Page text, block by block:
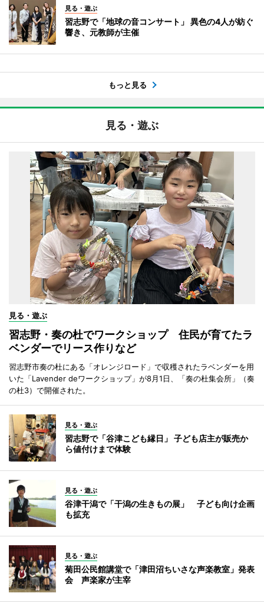
見る・遊ぶ
習志野で「地球の音コンサート」 異色の4人が紡ぐ
響き、元教師が主催
もっと見る
見る・遊ぶ
見る・遊ぶ
習志野・奏の杜でワークショップ 住民が育てたラ
ベンダーでリース作りなど
習志野市奏の杜にある「オレンジロード」で収穫されたラベンダーを用
いた「Lavender deワークショップ」が8月1日、「奏の杜集会所」（奏
の杜3）で開催された。
見る・遊ぶ
習志野で「谷津こども縁日」 子ども店主が販売か
ら値付けまで体験
見る・遊ぶ
谷津干潟で「干潟の生きもの展」 子ども向け企画
も拡充
見る・遊ぶ
菊田公民館講堂で「津田沼ちいさな声楽教室」発表
会 声楽家が主宰